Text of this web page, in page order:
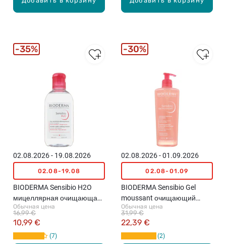
02.08.2026 - 19.08.2026
02.08-19.08
BIODERMA Sensibio H2O
мицеллярная очищающая
вода, 250мл
Обычная цена
10,99 €
16,99 €
7
35%
02.08.2026 - 01.09.2026
02.08-01.09
BIODERMA Sensibio Gel
moussant очищающий
пенящийся гель, 500мл
Обычная цена
22,39 €
31,99 €
2
30%